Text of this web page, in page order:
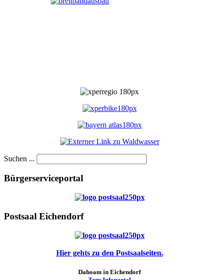
Suchen ...
Bürgerserviceportal
Postsaal Eichendorf
Hier gehts zu den Postsaalseiten.
Dahoam in Eichendorf